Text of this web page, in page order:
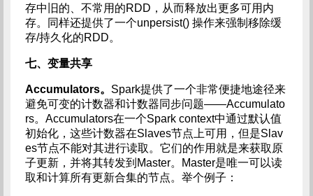
存中旧的、不常用的RDD，从而释放出更多可用内
存。同样还提供了一个unpersist() 操作来强制移除缓
存/持久化的RDD。
七、变量共享
Accumulators。 Spark提供了一个非常便捷地途径来
避免可变的计数器和计数器同步问题——Accumulato
rs。Accumulators在一个Spark context中通过默认值
初始化，这些计数器在Slaves节点上可用，但是Slav
es节点不能对其进行读取。它们的作用就是来获取原
子更新，并将其转发到Master。Master是唯一可以读
取和计算所有更新合集的节点。举个例子：